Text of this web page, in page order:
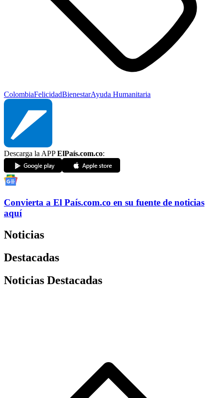
ColombiaFelicidadBienestarAyuda Humanitaria
Descarga la APPElPaís.com.co:
Convierta a El País.com.co en su fuente de noticias
aquí
Noticias
Destacadas
Noticias Destacadas